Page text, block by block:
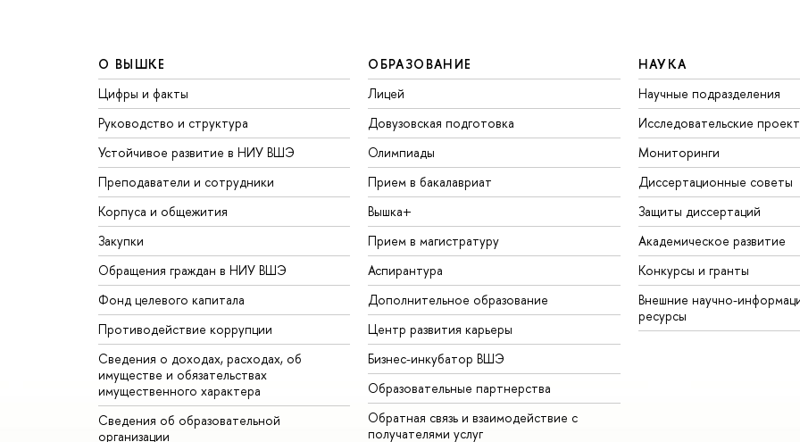
О ВЫШКЕ
Цифры и факты
Руководство и структура
Устойчивое развитие в НИУ ВШЭ
Преподаватели и сотрудники
Корпуса и общежития
Закупки
Обращения граждан в НИУ ВШЭ
Фонд целевого капитала
Противодействие коррупции
Сведения о доходах, расходах, об
имуществе и обязательствах
имущественного характера
Сведения об образовательной
организации
ОБРАЗОВАНИЕ
Лицей
Довузовская подготовка
Олимпиады
Прием в бакалавриат
Вышка+
Прием в магистратуру
Аспирантура
Дополнительное образование
Центр развития карьеры
Бизнес-инкубатор ВШЭ
Образовательные партнерства
Обратная связь и взаимодействие с
получателями услуг
НАУКА
Научные подразделения
Исследовательские
Мониторинги
Диссертационные советы
Защиты диссертаций
Академическое развитие
Конкурсы и гранты
Внешние научно-
ресурсы